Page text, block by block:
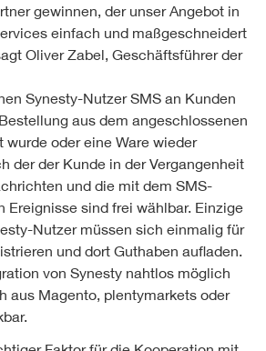
gewinnen, der unser Angebot in
einfach und maßgeschneidert
Oliver Zabel, Geschäftsführer der
Synesty-Nutzer SMS an Kunden
aus dem angeschlossenen
wurde oder eine Ware wieder
der der Kunde in der Vergangenheit
und die mit dem SMS-
Ereignisse sind frei wählbar. Einzige
Nutzer müssen sich einmalig für
und dort Guthaben aufladen.
von Synesty nahtlos möglich
aus Magento, plentymarkets oder